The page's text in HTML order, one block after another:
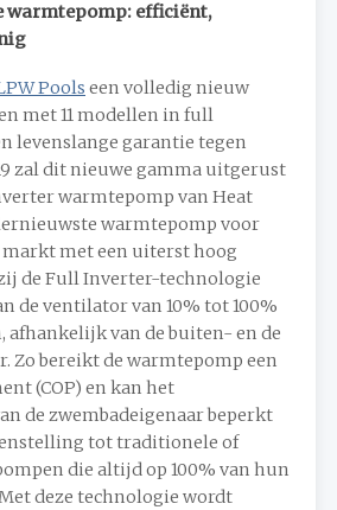
efficiënt,
Pools een volledig nieuw
met 11 modellen in full
levenslange garantie tegen
zal dit nieuwe gamma uitgerust
warmtepomp van Heat
warmtepomp voor
markt met een uiterst hoog
de Full Inverter-technologie
de ventilator van 10% tot 100%
afhankelijk van de buiten- en de
Zo bereikt de warmtepomp een
(COP) en kan het
de zwembadeigenaar beperkt
tot traditionele of
die altijd op 100% van hun
deze technologie wordt